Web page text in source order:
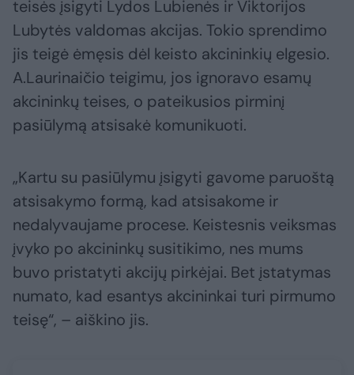
teisės įsigyti Lydos Lubienės ir Viktorijos
Lubytės valdomas akcijas. Tokio sprendimo
jis teigė ėmęsis dėl keisto akcininkių elgesio.
A.Laurinaičio teigimu, jos ignoravo esamų
akcininkų teises, o pateikusios pirminį
pasiūlymą atsisakė komunikuoti.
„Kartu su pasiūlymu įsigyti gavome paruoštą
atsisakymo formą, kad atsisakome ir
nedalyvaujame procese. Keistesnis veiksmas
įvyko po akcininkų susitikimo, nes mums
buvo pristatyti akcijų pirkėjai. Bet įstatymas
numato, kad esantys akcininkai turi pirmumo
teisę“, – aiškino jis.